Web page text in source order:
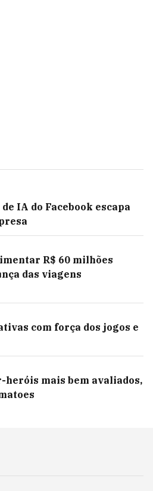
IA do Facebook escapa
R$ 60 milhões
das viagens
com força dos jogos e
heróis mais bem avaliados,